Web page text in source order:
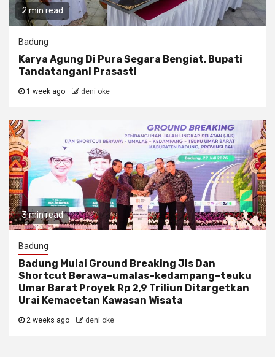
2 min read
Badung
Karya Agung Di Pura Segara Bengiat, Bupati
Tandatangani Prasasti
1 week ago deni oke
3 min read
Badung
Badung Mulai Ground Breaking Jls Dan
Shortcut Berawa–umalas–kedampang–teuku
Umar Barat Proyek Rp 2,9 Triliun Ditargetkan
Urai Kemacetan Kawasan Wisata
2 weeks ago deni oke